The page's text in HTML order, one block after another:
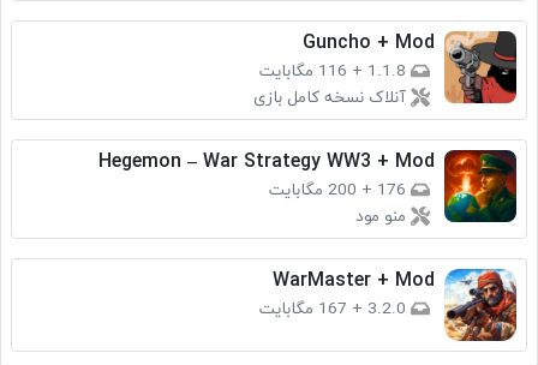
Guncho + Mod
1.1.8
+ 116 مگابایت
آنلاک نسخه کامل بازی
Hegemon – War Strategy WW3 + Mod
176
+ 200 مگابایت
منو مود
WarMaster + Mod
3.2.0
+ 167 مگابایت